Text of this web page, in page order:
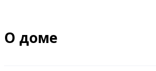
О доме